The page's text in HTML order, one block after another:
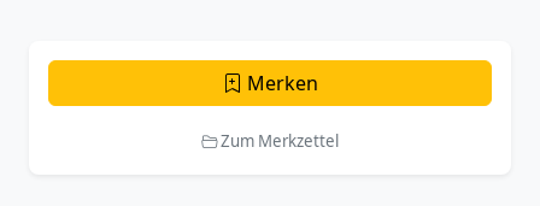
Merken
Zum Merkzettel